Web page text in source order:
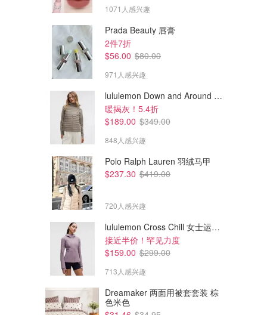
White Fox Boutique Tune In
Singlet 巧克力色蕾丝背心
$54.95
White Fox Boutique Gentle
Glow 长袖上衣 燕麦奶油条纹
1071人感兴趣
Prada Beauty 唇膏
2件7折
$56.00 $80.00
971人感兴趣
lululemon Down and Around 羽绒夹克
暖揭灰！5.4折
$189.00 $349.00
848人感兴趣
Polo Ralph Lauren 羽绒马甲
$237.30 $419.00
720人感兴趣
lululemon Cross Chill 女士运动外套
接近半价！罕见力度
$159.00 $299.00
713人感兴趣
Dreamaker 两面用被套套装 棕
色米色